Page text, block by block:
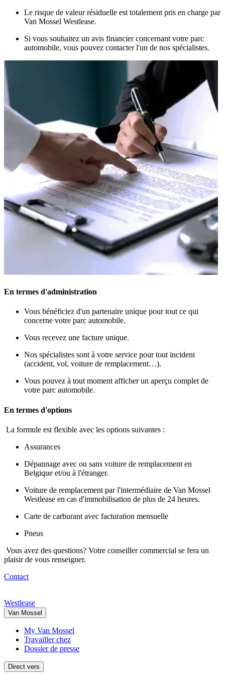
Le risque de valeur résiduelle est totalement pris en charge par
Van Mossel Westlease.
Si vous souhaitez un avis financier concernant votre parc
automobile, vous pouvez contacter l'un de nos spécialistes.
En termes d'administration
Vous bénéficiez d'un partenaire unique pour tout ce qui
concerne votre parc automobile.
Vous recevez une facture unique.
Nos spécialistes sont à votre service pour tout incident
(accident, vol, voiture de remplacement…).
Vous pouvez à tout moment afficher un aperçu complet de
votre parc automobile.
En termes d'options
La formule est flexible avec les options suivantes :
Assurances
Dépannage avec ou sans voiture de remplacement en
Belgique et/ou à l'étranger.
Voiture de remplacement par l'intermédiaire de Van Mossel
Westlease en cas d'immobilisation de plus de 24 heures.
Carte de carburant avec facturation mensuelle
Pneus
Vous avez des questions? Votre conseiller commercial se fera un
plaisir de vous renseigner.
Contact
Westlease
Van Mossel
My Van Mossel
Travailler chez
Dossier de presse
Direct vers